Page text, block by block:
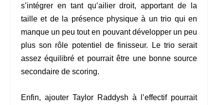
s’intégrer en tant qu’ailier droit, apportant de la
taille et de la présence physique à un trio qui en
manque un peu tout en pouvant développer un peu
plus son rôle potentiel de finisseur. Le trio serait
assez équilibré et pourrait être une bonne source
secondaire de scoring.
Enfin, ajouter Taylor Raddysh à l’effectif pourrait